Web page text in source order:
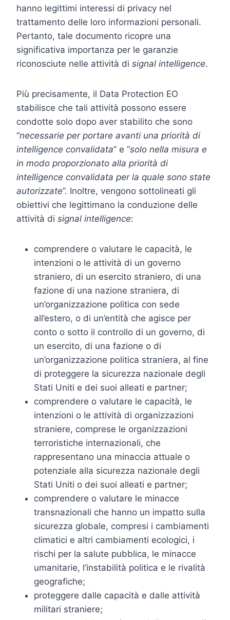
hanno legittimi interessi di privacy nel
trattamento delle loro informazioni personali.
Pertanto, tale documento ricopre una
significativa importanza per le garanzie
riconosciute nelle attività di signal intelligence.
Più precisamente, il Data Protection EO
stabilisce che tali attività possono essere
condotte solo dopo aver stabilito che sono
“necessarie per portare avanti una priorità di
intelligence convalidata” e “solo nella misura e
in modo proporzionato alla priorità di
intelligence convalidata per la quale sono state
autorizzate”. Inoltre, vengono sottolineati gli
obiettivi che legittimano la conduzione delle
attività di signal intelligence:
comprendere o valutare le capacità, le
intenzioni o le attività di un governo
straniero, di un esercito straniero, di una
fazione di una nazione straniera, di
un’organizzazione politica con sede
all’estero, o di un’entità che agisce per
conto o sotto il controllo di un governo, di
un esercito, di una fazione o di
un’organizzazione politica straniera, al fine
di proteggere la sicurezza nazionale degli
Stati Uniti e dei suoi alleati e partner;
comprendere o valutare le capacità, le
intenzioni o le attività di organizzazioni
straniere, comprese le organizzazioni
terroristiche internazionali, che
rappresentano una minaccia attuale o
potenziale alla sicurezza nazionale degli
Stati Uniti o dei suoi alleati e partner;
comprendere o valutare le minacce
transnazionali che hanno un impatto sulla
sicurezza globale, compresi i cambiamenti
climatici e altri cambiamenti ecologici, i
rischi per la salute pubblica, le minacce
umanitarie, l’instabilità politica e le rivalità
geografiche;
proteggere dalle capacità e dalle attività
militari straniere;